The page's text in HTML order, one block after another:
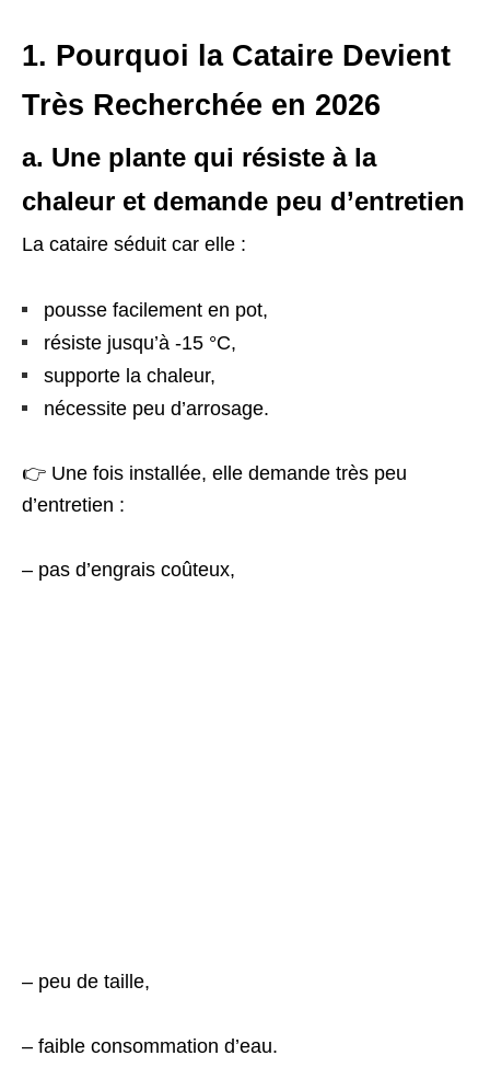
1. Pourquoi la Cataire Devient
Très Recherchée en 2026
a. Une plante qui résiste à la
chaleur et demande peu d’entretien
La cataire séduit car elle :
pousse facilement en pot,
résiste jusqu’à -15 °C,
supporte la chaleur,
nécessite peu d’arrosage.
👉 Une fois installée, elle demande très peu
d’entretien :
– pas d’engrais coûteux,
– peu de taille,
– faible consommation d’eau.